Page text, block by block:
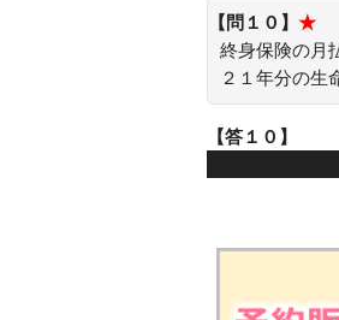
【問１０】 ★
終身保険の月
２１年分の生
【答１０】